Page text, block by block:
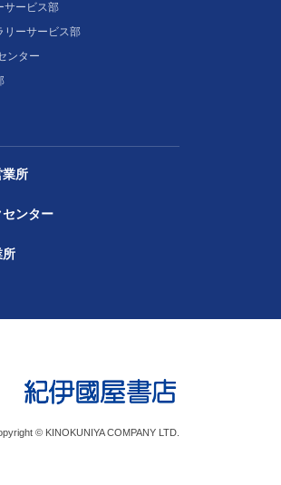
サービス部
リーサービス部
ンター
業所
ンター
所
© KINOKUNIYA COMPANY LTD.